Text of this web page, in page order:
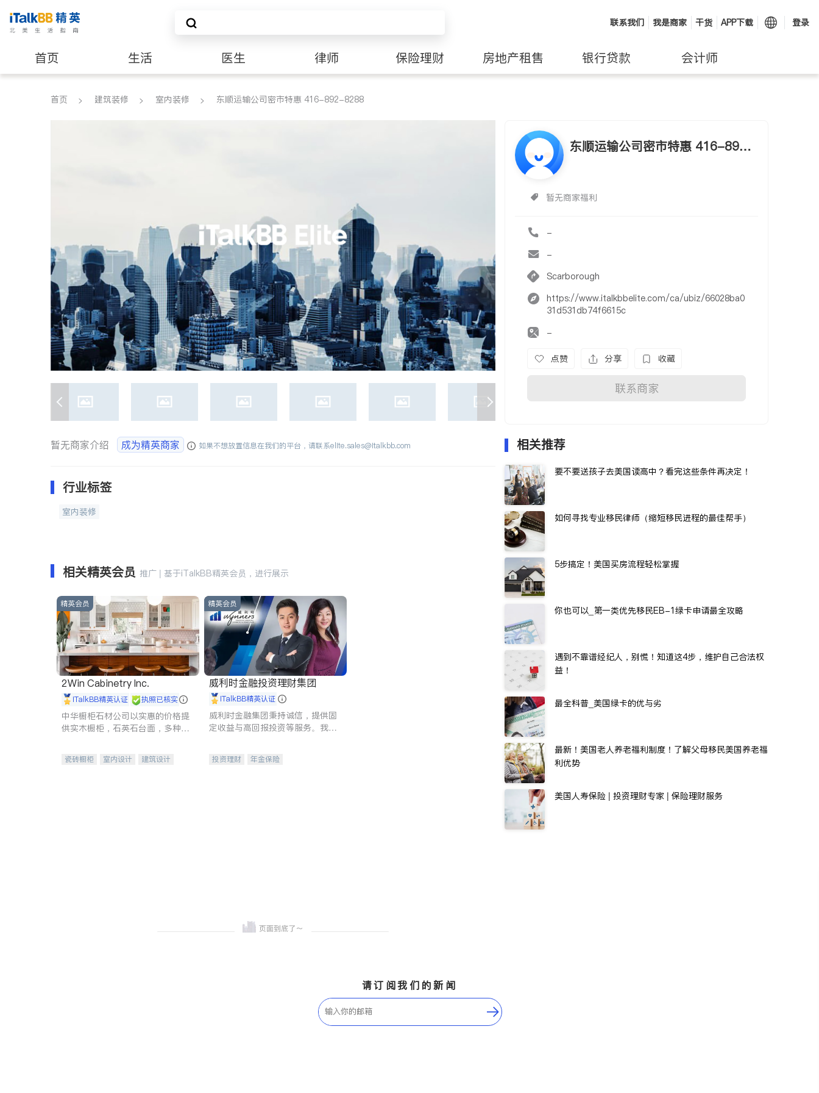
联系我们 我是商家 干货 APP下载 登录
首页 生活 医生 律师 保险理财 房地产租售 银行贷款 会计师
建筑装修
首页 建筑装修 室内装修 东顺运输公司密市特惠 416-892-8288
东顺运输公司密市特惠 416-892-
暂无商家福利
-
-
Scarborough
https://www.italkbbelite.com/ca/ubiz/66028ba0
31d531db74f6615c
-
点赞 分享 收藏
联系商家
暂无商家介绍 成为精英商家 如果不想放置信息在我们的平台，请联系elite.sales@italkbb.com
行业标签
室内装修
相关精英会员 推广 | 基于iTalkBB精英会员，进行展示
精英会员
2Win Cabinetry Inc.
iTalkBB精英认证 执照已核实
中华橱柜石材公司以实惠的价格提
供实木橱柜，石英石台面，多种优
机。品质厨房，家的选择。
瓷砖橱柜 室内设计
建筑设计
精英会员
威利时金融投资理财集团
iTalkBB精英认证
威利时金融集团秉持诚信，提供固
定收益与高回报投资等服务。我们
元化组合，助力客户实现目标
投资理财
年金保险
相关推荐
要不要送孩子去美国读高中？看完这些条件再决定！
如何寻找专业移民律师（缩短移民进程的最佳帮手）
5步搞定！美国买房流程轻松掌握
你也可以_第一类优先移民EB-1绿卡申请最全攻略
遇到不靠谱经纪人，别慌！知道这4步，维护自己合法权
益！
最全科普_美国绿卡的优与劣
最新！美国老人养老福利制度！了解父母移民美国养老福
利优势
美国人寿保险 | 投资理财专家 | 保险理财服务
请订阅我们的新闻